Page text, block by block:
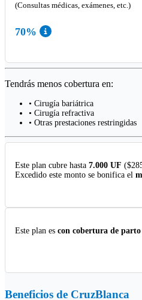
(Consultas médicas, exámenes, etc.)
70%
Tendrás menos cobertura en:
• Cirugía bariátrica
• Cirugía refractiva
• Otras prestaciones restringidas
Este plan cubre hasta 7.000 UF
Excedido este monto se bonifica el
Este plan es con cobertura de parto
Beneficios de CruzBlanca